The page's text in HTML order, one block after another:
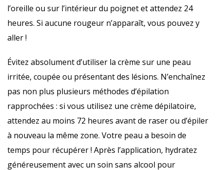
l’oreille ou sur l’intérieur du poignet et attendez 24
heures. Si aucune rougeur n’apparaît, vous pouvez y
aller !
Évitez absolument d’utiliser la crème sur une peau
irritée, coupée ou présentant des lésions. N’enchaînez
pas non plus plusieurs méthodes d’épilation
rapprochées : si vous utilisez une crème dépilatoire,
attendez au moins 72 heures avant de raser ou d’épiler
à nouveau la même zone. Votre peau a besoin de
temps pour récupérer ! Après l’application, hydratez
généreusement avec un soin sans alcool pour